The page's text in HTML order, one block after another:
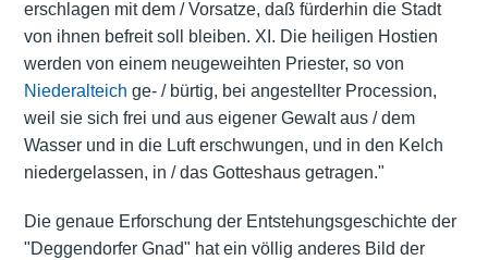
erschlagen mit dem / Vorsatze, daß fürderhin die Stadt
von ihnen befreit soll bleiben. XI. Die heiligen Hostien
werden von einem neugeweihten Priester, so von
Niederalteich ge- / bürtig, bei angestellter Procession,
weil sie sich frei und aus eigener Gewalt aus / dem
Wasser und in die Luft erschwungen, und in den Kelch
niedergelassen, in / das Gotteshaus getragen."
Die genaue Erforschung der Entstehungsgeschichte der
"Deggendorfer Gnad" hat ein völlig anderes Bild der